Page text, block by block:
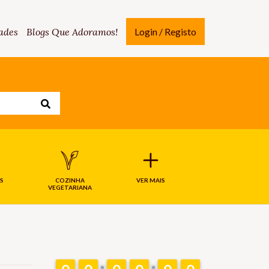
Blogs Que Adoramos! Login / Registo
COZINHA
VEGETARIANA
VER MAIS